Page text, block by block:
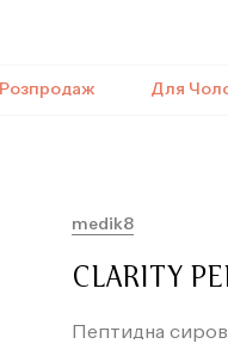
Розпродаж Для
medik8
CLARITY
Пептидна